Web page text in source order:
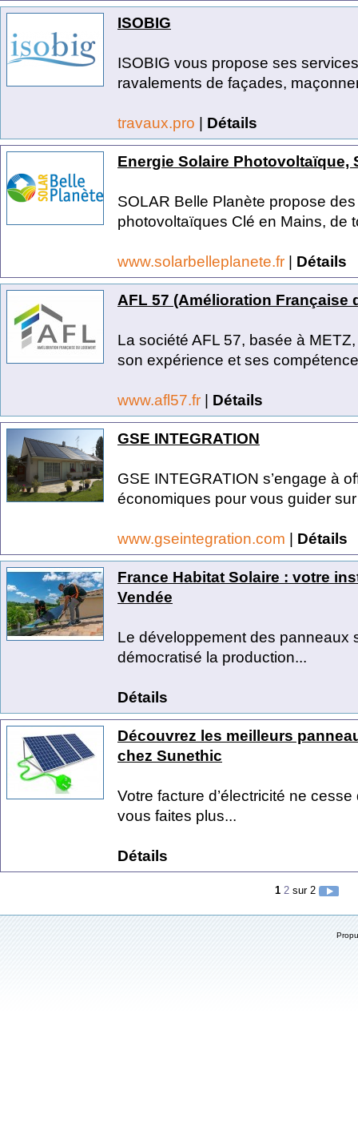
ISOBIG
ISOBIG vous propose ses
ravalements de façades,
travaux.pro | Détails
Energie Solaire Photovoltaïque,
SOLAR Belle Planète propose
photovoltaïques Clé en Mains, de
www.solarbelleplanete.fr | Détails
AFL 57 (Amélioration Française
La société AFL 57, basée à
son expérience et ses
www.afl57.fr | Détails
GSE INTEGRATION
GSE INTEGRATION s’engage à
économiques pour vous guider
www.gseintegration.com | Détails
France Habitat Solaire : votre
Vendée
Le développement des panneaux
démocratisé la production...
Détails
Découvrez les meilleurs
chez Sunethic
Votre facture d’électricité ne
vous faites plus...
Détails
1 2 sur 2